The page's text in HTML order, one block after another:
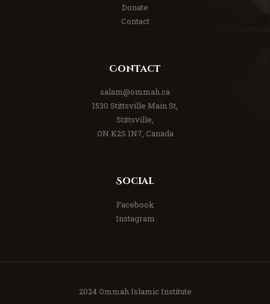
Donate
Contact
Contact
salam@ommah.ca
1530 Stittsville Main St,
Stittsville,
ON K2S 1N7, Canada
Social
Facebook
Instagram
2024 Ommah Islamic Institute